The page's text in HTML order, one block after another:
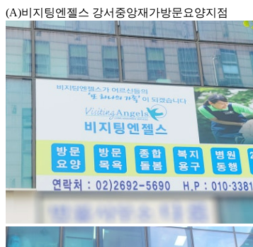
(A)비지팅엔젤스 강서중앙재가방문요양지점